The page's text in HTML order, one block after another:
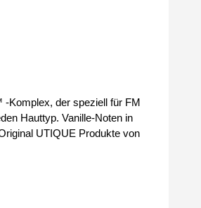
Komplex, der speziell für FM
Hauttyp. Vanille-Noten in
UTIQUE Produkte von